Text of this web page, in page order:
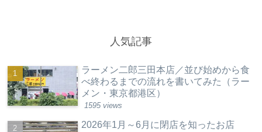
人気記事
ラーメン二郎三田本店／並び始めから食
べ終わるまでの流れを書いてみた（ラー
メン・東京都港区）
1595 views
2026年1月～6月に閉店を知ったお店